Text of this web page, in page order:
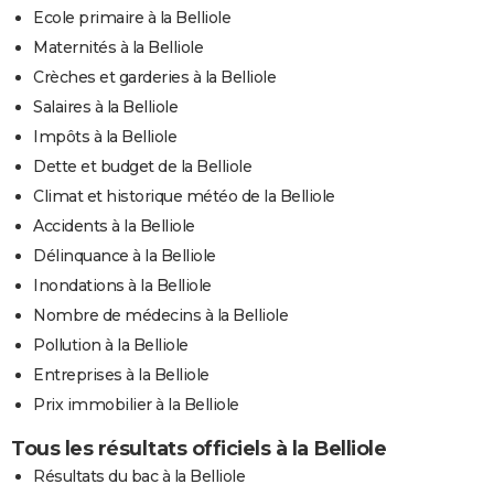
Ecole primaire à la Belliole
Maternités à la Belliole
Crèches et garderies à la Belliole
Salaires à la Belliole
Impôts à la Belliole
Dette et budget de la Belliole
Climat et historique météo de la Belliole
Accidents à la Belliole
Délinquance à la Belliole
Inondations à la Belliole
Nombre de médecins à la Belliole
Pollution à la Belliole
Entreprises à la Belliole
Prix immobilier à la Belliole
Tous les résultats officiels à la Belliole
Résultats du bac à la Belliole